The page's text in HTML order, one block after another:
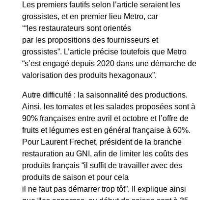
Les premiers fautifs selon l’article seraient les
grossistes, et en premier lieu Metro, car
‘“les restaurateurs sont orientés
par les propositions des fournisseurs et
grossistes”. L’article précise toutefois que Metro
“s’est engagé depuis 2020 dans une démarche de
valorisation des produits hexagonaux”.
Autre difficulté : la saisonnalité des productions.
Ainsi, les tomates et les salades proposées sont à
90% françaises entre avril et octobre et l’offre de
fruits et légumes est en général française à 60%.
Pour Laurent Frechet, président de la branche
restauration au GNI, afin de limiter les coûts des
produits français “il suffit de travailler avec des
produits de saison et pour cela
il ne faut pas démarrer trop tôt”. Il explique ainsi